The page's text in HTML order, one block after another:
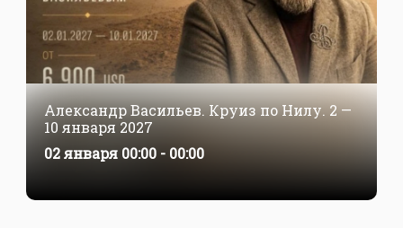
Александр Васильев. Круиз по Нилу. 2 —
10 января 2027
02 января 00:00 - 00:00